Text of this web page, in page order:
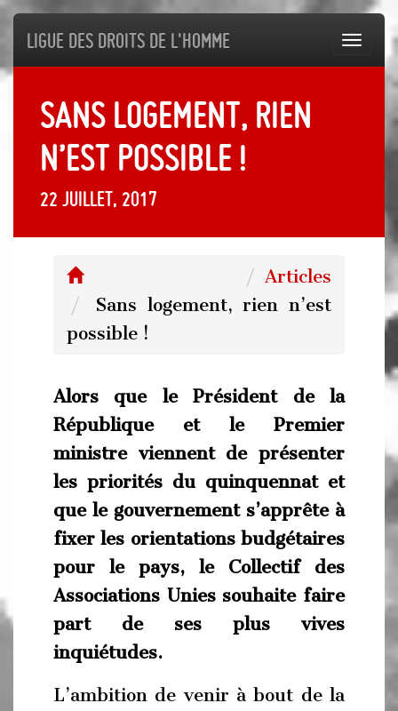
Ligue des droits de l'Homme
Sans logement, rien
n’est possible !
22 juillet, 2017
Articles
Sans logement, rien n’est
possible !
Alors que le Président de la
République et le Premier
ministre viennent de présenter
les priorités du quinquennat et
que le gouvernement s’apprête à
fixer les orientations budgétaires
pour le pays, le Collectif des
Associations Unies souhaite faire
part de ses plus vives
inquiétudes.
L’ambition de venir à bout de la